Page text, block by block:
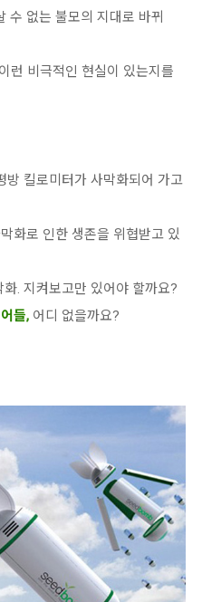
수 없는 불모의 지대로 바뀌
런 비극적인 현실이 있는지를
방 킬로미터가 사막화되어 가고
화로 인한 생존을 위협받고 있
. 지켜보고만 있어야 할까요?
들, 어디 없을까요?